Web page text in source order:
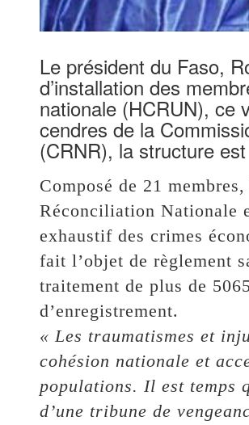
Le président du Faso,
d’installation des
nationale (HCRUN), ce
cendres de la
(CRNR), la structure
Composé de 21
Réconciliation Nationale
exhaustif des crimes
fait l’objet de règlement
traitement de plus de
d’enregistrement.
« Les traumatismes et
cohésion nationale et
populations. Il est temps
d’une tribune de